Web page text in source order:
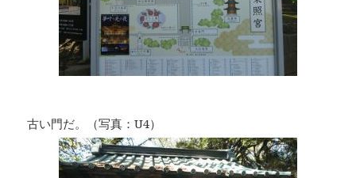
古い門だ。（写真：U4）